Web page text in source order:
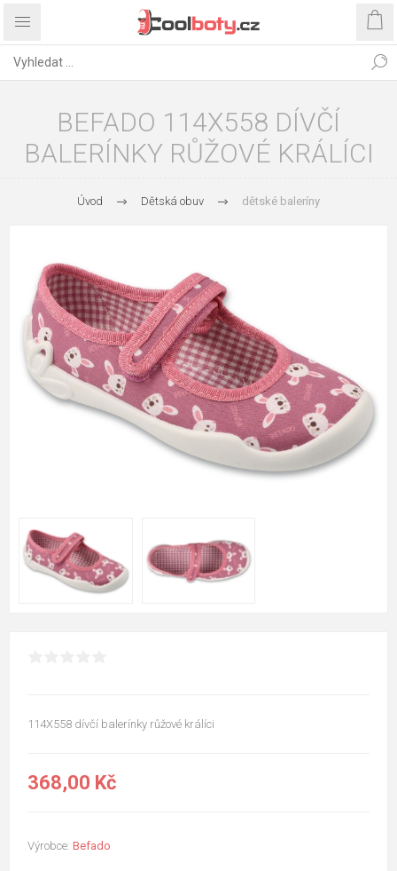
BEFADO 114X558 DÍVČÍ
BALERÍNKY RŮŽOVÉ KRÁLÍCI
Úvod Dětská obuv dětské baleríny
114X558 dívčí balerínky růžové králíci
368,00 Kč
Výrobce: Befado